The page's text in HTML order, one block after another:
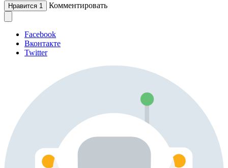
Нравится 1 Комментировать
Facebook
Вконтакте
Twitter